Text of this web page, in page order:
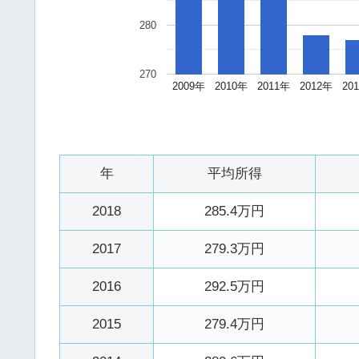
2009年 2010年 2011年 2012年
270
280
年 平均所得
2018 285.4万円
2017 279.3万円
2016 292.5万円
2015 279.4万円